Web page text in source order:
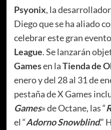
Psyonix, la
Diego que se ha aliado
celebrar este gran
League. Se lanzarán
Gamesen laTienda de
enero y del 28 al 31 de
pestaña de X Games
Games» de Octane, las “
el “Adorno Snowblind.”